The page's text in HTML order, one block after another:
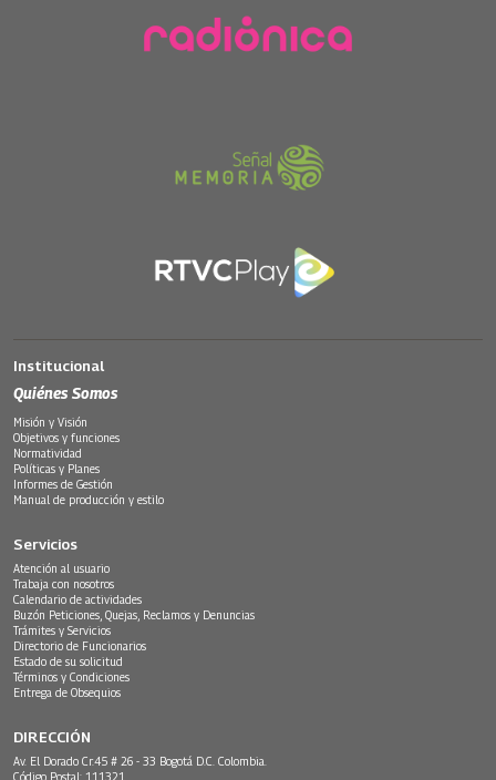
Institucional
Quiénes Somos
Misión y Visión
Objetivos y funciones
Normatividad
Políticas y Planes
Informes de Gestión
Manual de producción y estilo
Servicios
Atención al usuario
Trabaja con nosotros
Calendario de actividades
Buzón Peticiones, Quejas, Reclamos y Denuncias
Trámites y Servicios
Directorio de Funcionarios
Estado de su solicitud
Términos y Condiciones
Entrega de Obsequios
DIRECCIÓN
Av. El Dorado Cr.45 # 26 - 33 Bogotá D.C. Colombia.
Código Postal: 111321